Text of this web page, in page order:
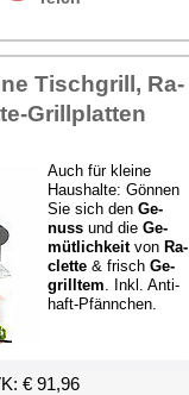
Tisch­grill, Ra­
Grill­plat­ten
Auch für klei­ne
Haus­hal­te: Gön­nen
Sie sich den Ge­
nuss und die Ge­
müt­lich­keitvon Ra­
clette & frisch Ge­
grill­tem. Inkl. An­ti­
haft-Pfänn­chen.
€ 91,96